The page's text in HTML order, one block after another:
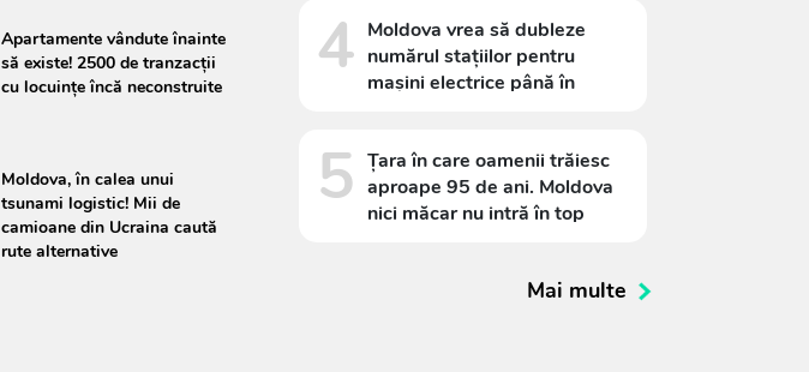
Apartamente vândute înainte
să existe! 2500 de tranzacții
cu locuințe încă neconstruite
Moldova, în calea unui
tsunami logistic! Mii de
camioane din Ucraina caută
rute alternative
4 Moldova vrea să dubleze
numărul stațiilor pentru
mașini electrice până în
5 Țara în care oamenii trăiesc
aproape 95 de ani. Moldova
nici măcar nu intră în top
Mai multe